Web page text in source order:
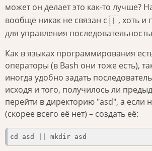
может он делает это как-то лучше?
вообще никак не связан с
, хоть и
для управления
Как в языках программирования
операторы (в Bash они тоже есть),
иногда удобно задать
исходя и того, получилось ли
перейти в директорию "asd", а если
(скорее всего её нет) – создать её:
cd asd || mkdir asd